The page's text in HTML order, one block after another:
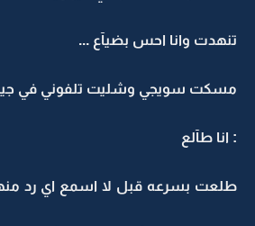
تنهدت وانا احس بضيآع ...
مسكت سويجي وشليت تلفوني في
: انا طآلع
طلعت بسرعه قبل لا اسمع اي رد